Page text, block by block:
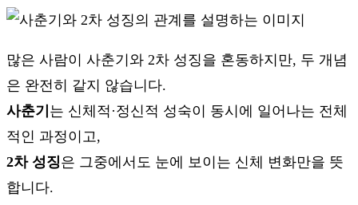
많은 사람이 사춘기와 2차 성징을 혼동하지만, 두 개념
은 완전히 같지 않습니다.
사춘기 는 신체적·정신적 성숙이 동시에 일어나는 전체
적인 과정이고,
2차 성징은 그중에서도 눈에 보이는 신체 변화만을 뜻
합니다.